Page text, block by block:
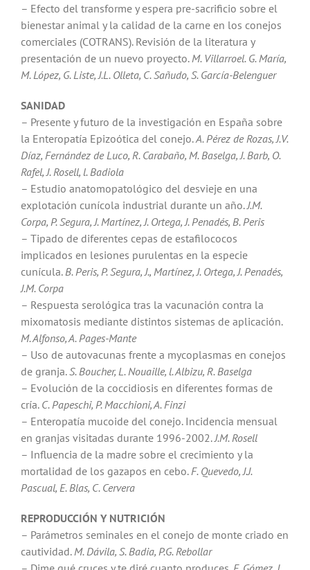
– Efecto del transforme y espera pre-sacrificio sobre el
bienestar animal y la calidad de la carne en los conejos
comerciales (COTRANS). Revisión de la literatura y
presentación de un nuevo proyecto. M. Villarroel. G. María,
M. López, G. Liste, J.L. Olleta, C. Sañudo, S. García-Belenguer
SANIDAD
– Presente y futuro de la investigación en España sobre
la Enteropatía Epizoótica del conejo.A. Pérez de Rozas, J.V.
Díaz, Fernández de Luco, R. Carabaño, M. Baselga, J. Barb, O.
Rafel, J. Rosell, l. Badiola
– Estudio anatomopatológico del desvieje en una
explotación cunícola industrial durante un año. J.M.
Corpa, P. Segura, J. Martínez, J. Ortega, J. Penadés, B. Peris
– Tipado de diferentes cepas de estafilococos
implicados en lesiones purulentas en la especie
cunícula. B. Peris, P. Segura, J., Martínez, J. Ortega, J. Penadés,
J.M. Corpa
– Respuesta serológica tras la vacunación contra la
mixomatosis mediante distintos sistemas de aplicación.
M. Alfonso, A. Pages-Mante
– Uso de autovacunas frente a mycoplasmas en conejos
de granja.S. Boucher, L. Nouaille, l. Albizu, R. Baselga
– Evolución de la coccidiosis en diferentes formas de
cría. C. Papeschi, P. Macchioni, A. Finzi
– Enteropatía mucoide del conejo. Incidencia mensual
en granjas visitadas durante 1996-2002. J.M. Rosell
– Influencia de la madre sobre el crecimiento y la
mortalidad de los gazapos en cebo. F. Quevedo, J.J.
Pascual, E. Blas, C. Cervera
REPRODUCCIÓN Y NUTRICIÓN
– Parámetros seminales en el conejo de monte criado en
cautividad. M. Dávila, S. Badia, P.G. Rebollar